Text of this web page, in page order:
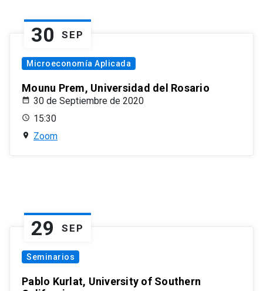
30 SEP
Microeconomía Aplicada
Mounu Prem, Universidad del Rosario
30 de Septiembre de 2020
15:30
Zoom
29 SEP
Seminarios
Pablo Kurlat, University of Southern